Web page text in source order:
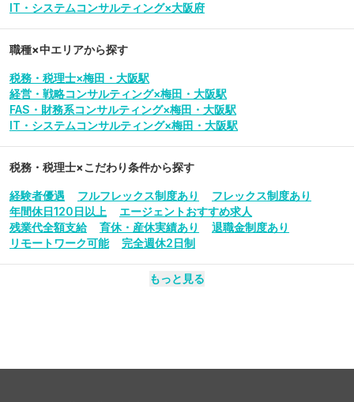
IT・システムコンサルティング×大阪府
職種×中エリアから探す
税務・税理士×梅田・大阪駅
経営・戦略コンサルティング×梅田・大阪駅
FAS・財務系コンサルティング×梅田・大阪駅
IT・システムコンサルティング×梅田・大阪駅
税務・税理士×こだわり条件から探す
経験者優遇 フルフレックス制度あり
フレックス制度あり
年間休日120日以上
エージェントおすすめ求人
残業代全額支給
育休・産休実績あり
退職金制度あり
リモートワーク可能
完全週休2日制
もっと見る